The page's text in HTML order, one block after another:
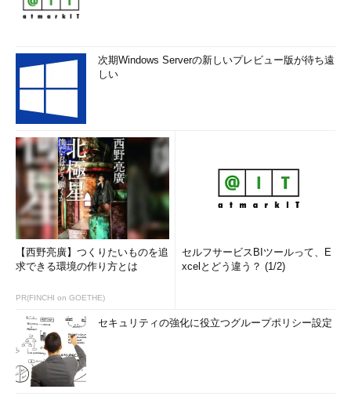
次期Windows Serverの新しいプレビュー版が待ち遠
しい
【西野亮廣】つくりたいものを追
求できる環境の作り方とは
PR(FINCHI on GOETHE)
セルフサービスBIツールって、E
xcelとどう違う？ (1/2)
セキュリティの強化に役立つグループポリシー設定